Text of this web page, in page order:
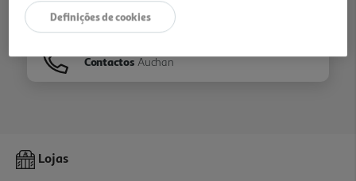
Folhetos
Contactos Auchan
Lojas
Definições de cookies